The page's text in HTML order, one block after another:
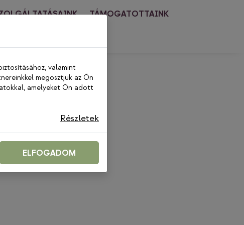
TÁMOGATOTTAINK
valamint
megosztjuk az Ön
amelyeket Ön adott
Részletek
ELFOGADOM